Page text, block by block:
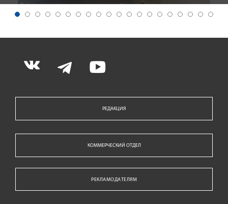
РЕДАКЦИЯ
КОММЕРЧЕСКИЙ ОТДЕЛ
РЕКЛАМОДАТЕЛЯМ